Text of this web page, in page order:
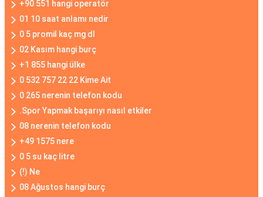
+90 551 hangi operatör
01 10 saat anlamı nedir
0 5 promil kaç mg dl
02 Kasım hangi burç
+1 855 hangi ülke
0 532 757 22 22 Kime Ait
0 265 nerenin telefon kodu
.Spor Yapmak başarıyı nasıl etkiler
08 nerenin telefon kodu
+49 1575 nere
0 5 su kaç litre
(!) Ne
08 Ağustos hangi burç